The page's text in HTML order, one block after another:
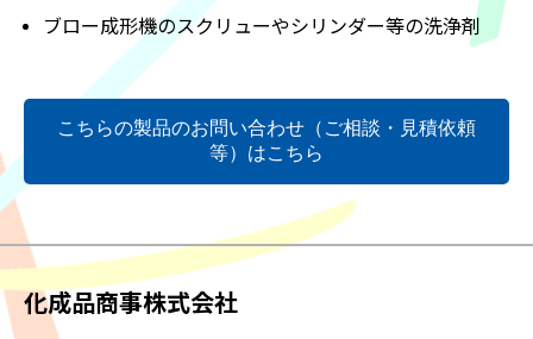
ブロー成形機のスクリューやシリンダー等の洗浄剤
化成品商事株式会社